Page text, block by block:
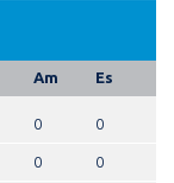
Am Es
0 0
0 0